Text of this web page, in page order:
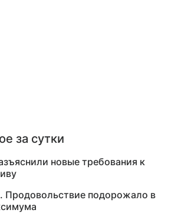
за сутки
новые требования к
Продовольствие подорожало в